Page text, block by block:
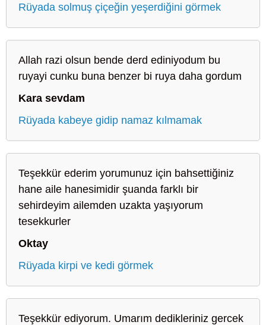
Rüyada solmuş çiçeğin yeşerdiğini görmek
Allah razi olsun bende derd ediniyodum bu
ruyayi cunku buna benzer bi ruya daha gordum
Kara sevdam
Rüyada kabeye gidip namaz kılmamak
Teşekkür ederim yorumunuz için bahsettiğiniz
hane aile hanesimidir şuanda farklı bir
sehirdeyim ailemden uzakta yaşıyorum
tesekkurler
Oktay
Rüyada kirpi ve kedi görmek
Teşekkür ediyorum. Umarım dedikleriniz gercek